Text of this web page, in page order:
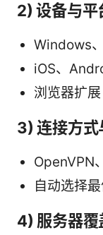
2) 设备与平
Windows
iOS、
浏览器扩
3) 连接方式
OpenVPN
自动选择
4) 服务器覆